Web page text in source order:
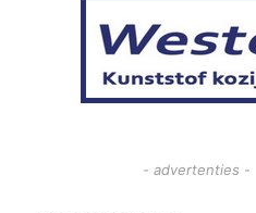
- advertenties -